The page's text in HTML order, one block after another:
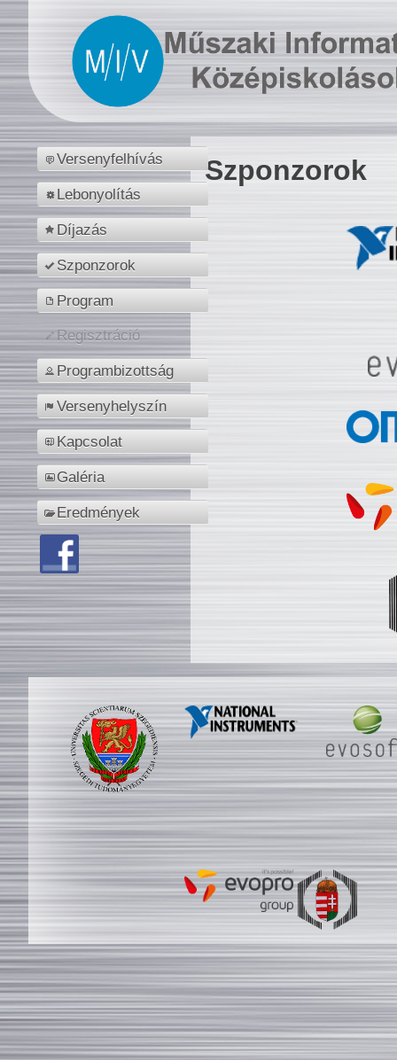
Versenyfelhívás
Lebonyolítás
Díjazás
Szponzorok
Program
Regisztráció
Programbizottság
Versenyhelyszín
Kapcsolat
Galéria
Eredmények
Szponzorok